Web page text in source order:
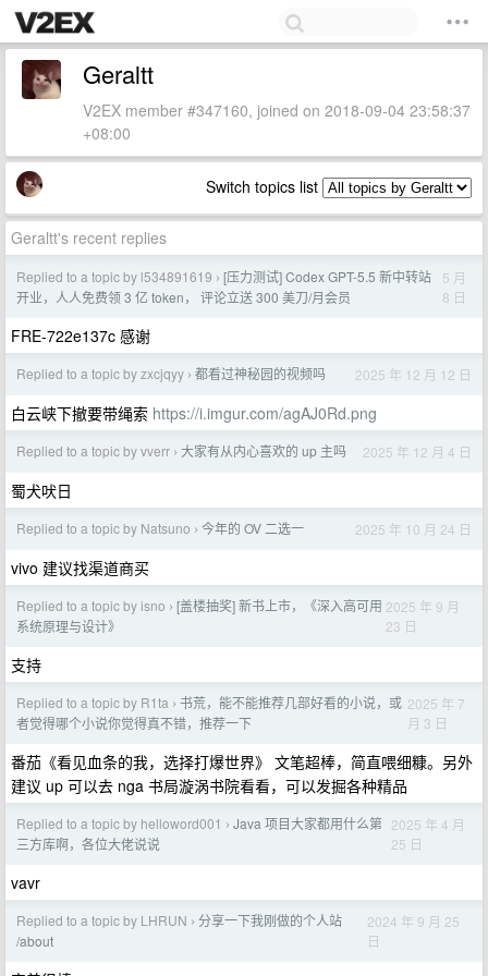
Geraltt
V2EX member #347160, joined on 2018-09-04 23:58:37
+08:00
Switch topics list
Geraltt's recent replies
Replied to a topic by l534891619 › [压力测试] Codex GPT-5.5 新中转站
开业，人人免费领 3 亿 token， 评论立送 300 美刀/月会员
5 月
8 日
FRE-722e137c 感谢
Replied to a topic by zxcjqyy › 都看过神秘园的视频吗 2025 年 12 月 12 日
白云峡下撤要带绳索 https://i.imgur.com/agAJ0Rd.png
Replied to a topic by vverr › 大家有从内心喜欢的 up 主吗 2025 年 12 月 4 日
蜀犬吠日
Replied to a topic by Natsuno › 今年的 OV 二选一 2025 年 10 月 24 日
vivo 建议找渠道商买
Replied to a topic by isno › [盖楼抽奖] 新书上市，《深入高可用
系统原理与设计》
2025 年 9 月
23 日
支持
Replied to a topic by R1ta › 书荒，能不能推荐几部好看的小说，或
者觉得哪个小说你觉得真不错，推荐一下
2025 年 7
月 3 日
番茄《看见血条的我，选择打爆世界》 文笔超棒，简直喂细糠。另外
建议 up 可以去 nga 书局漩涡书院看看，可以发掘各种精品
Replied to a topic by helloword001 › Java 项目大家都用什么第
三方库啊，各位大佬说说
2025 年 4 月
25 日
vavr
Replied to a topic by LHRUN › 分享一下我刚做的个人站
/about
2024 年 9 月 25
日